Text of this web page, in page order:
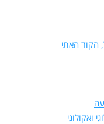
הקוד האתי
ואקולוגי